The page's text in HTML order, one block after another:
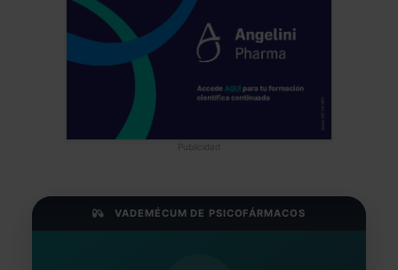
Publicidad
VADEMÉCUM DE PSICOFÁRMACOS